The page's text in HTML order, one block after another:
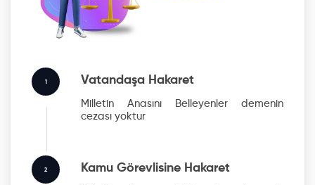
1 Vatandaşa Hakaret
Milletin Anasını Belleyenler demenin
cezası yoktur
2 Kamu Görevlisine Hakaret